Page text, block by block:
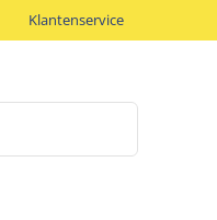
Klantenservice